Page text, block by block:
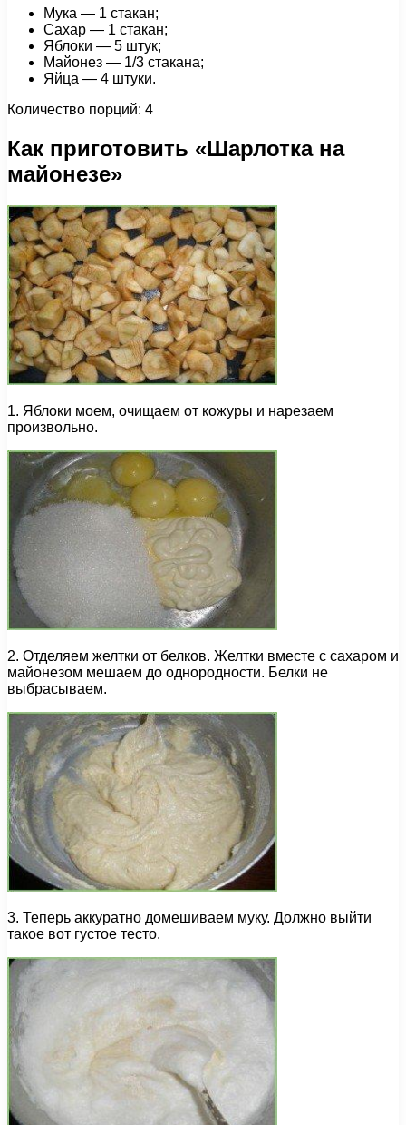
Мука — 1 стакан;
Сахар — 1 стакан;
Яблоки — 5 штук;
Майонез — 1/3 стакана;
Яйца — 4 штуки.
Количество порций: 4
Как приготовить «Шарлотка на
майонезе»
1. Яблоки моем, очищаем от кожуры и нарезаем
произвольно.
2. Отделяем желтки от белков. Желтки вместе с сахаром и
майонезом мешаем до однородности. Белки не
выбрасываем.
3. Теперь аккуратно домешиваем муку. Должно выйти
такое вот густое тесто.